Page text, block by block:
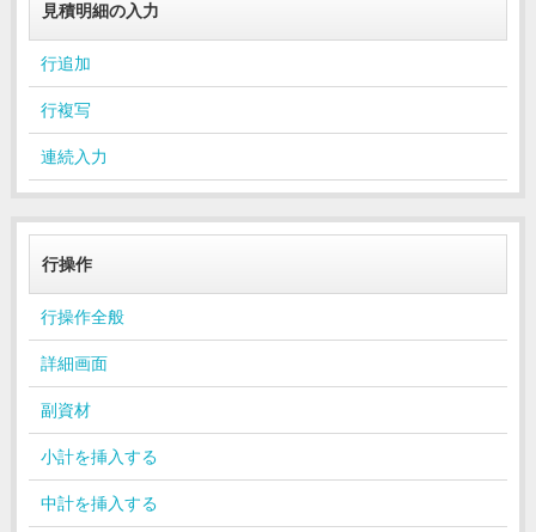
見積明細の入力
行追加
行複写
連続入力
行操作
行操作全般
詳細画面
副資材
小計を挿入する
中計を挿入する